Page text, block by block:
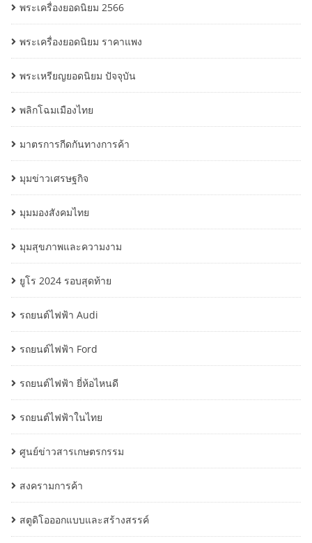
พระเครื่องยอดนิยม 2566
พระเครื่องยอดนิยม ราคาแพง
พระเหรียญยอดนิยม ปัจจุบัน
พลิกโฉมเมืองไทย
มาตรการกีดกันทางการค้า
มุมข่าวเศรษฐกิจ
มุมมองสังคมไทย
มุมสุขภาพและความงาม
ยูโร 2024 รอบสุดท้าย
รถยนต์ไฟฟ้า Audi
รถยนต์ไฟฟ้า Ford
รถยนต์ไฟฟ้า ยี่ห้อไหนดี
รถยนต์ไฟฟ้าในไทย
ศูนย์ข่าวสารเกษตรกรรม
สงครามการค้า
สตูดิโอออกแบบและสร้างสรรค์